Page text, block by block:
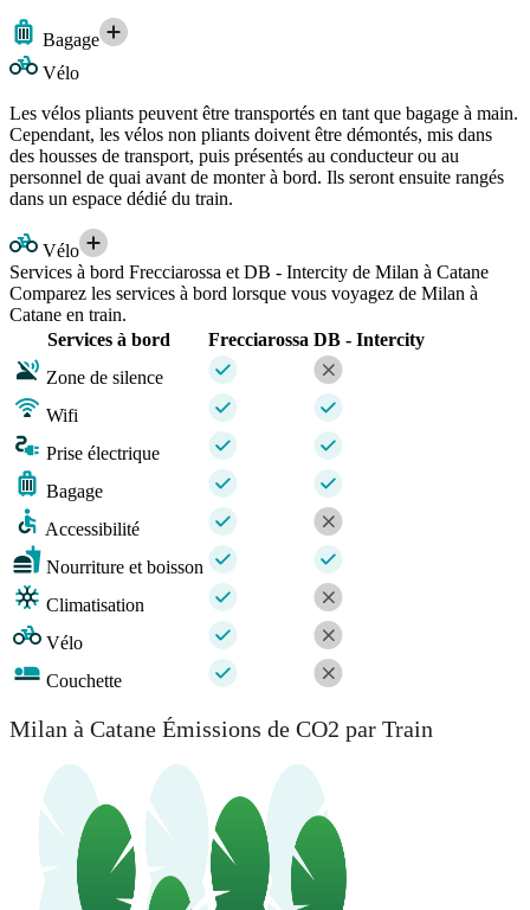
Bagage
Vélo
Les vélos pliants peuvent être transportés en tant que bagage à main.
Cependant, les vélos non pliants doivent être démontés, mis dans
des housses de transport, puis présentés au conducteur ou au
personnel de quai avant de monter à bord. Ils seront ensuite rangés
dans un espace dédié du train.
Vélo
Services à bord Frecciarossa et DB - Intercity de Milan à Catane
Comparez les services à bord lorsque vous voyagez de Milan à
Catane en train.
Services à bord
Frecciarossa DB - Intercity
Zone de silence
Wifi
Prise électrique
Bagage
Accessibilité
Nourriture et boisson
Climatisation
Vélo
Couchette
Milan à Catane Émissions de CO2 par Train